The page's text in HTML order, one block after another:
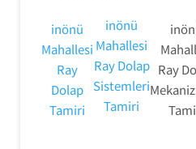
inönü
Mahallesi
Ray
Dolap
Tamiri
inönü
Mahallesi
Ray Dolap
Sistemleri
Tamiri
Ray